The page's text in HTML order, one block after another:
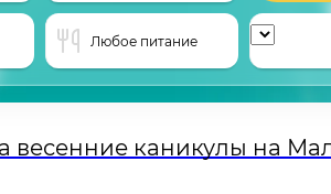
Любое питание
весенние каникулы на